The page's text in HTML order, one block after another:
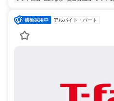
アルバイト・パート